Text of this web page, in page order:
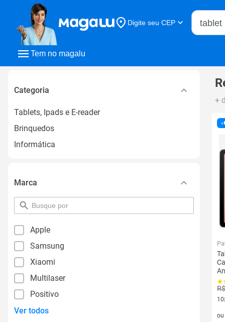
Tem no magalu
Digite seu CEP
Buscar
Categoria
Tablets, Ipads e E-reader
Brinquedos
Informática
Marca
pesquisar
por
Apple
Samsung
Xiaomi
Multilaser
Positivo
Ver todos
+
ou